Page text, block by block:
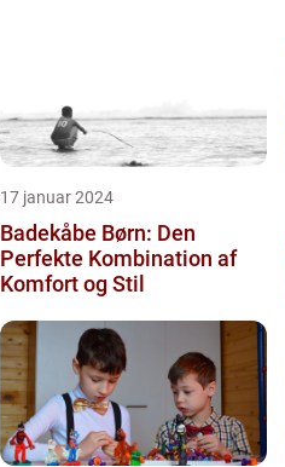
17 januar 2024
Badekåbe Børn: Den
Perfekte Kombination af
Komfort og Stil